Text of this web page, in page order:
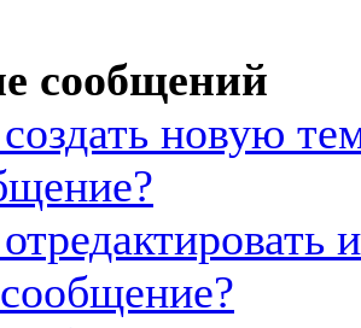
сообщений
новую